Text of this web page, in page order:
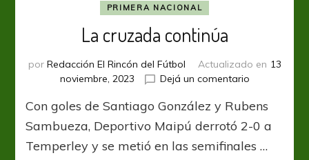
PRIMERA NACIONAL
La cruzada continúa
por Redacción El Rincón del Fútbol Actualizado en 13
noviembre, 2023
Dejá un comentarioen
cruzada
continúa
Con goles de Santiago González y Rubens
Sambueza, Deportivo Maipú derrotó 2-0 a
Temperley y se metió en las semifinales …